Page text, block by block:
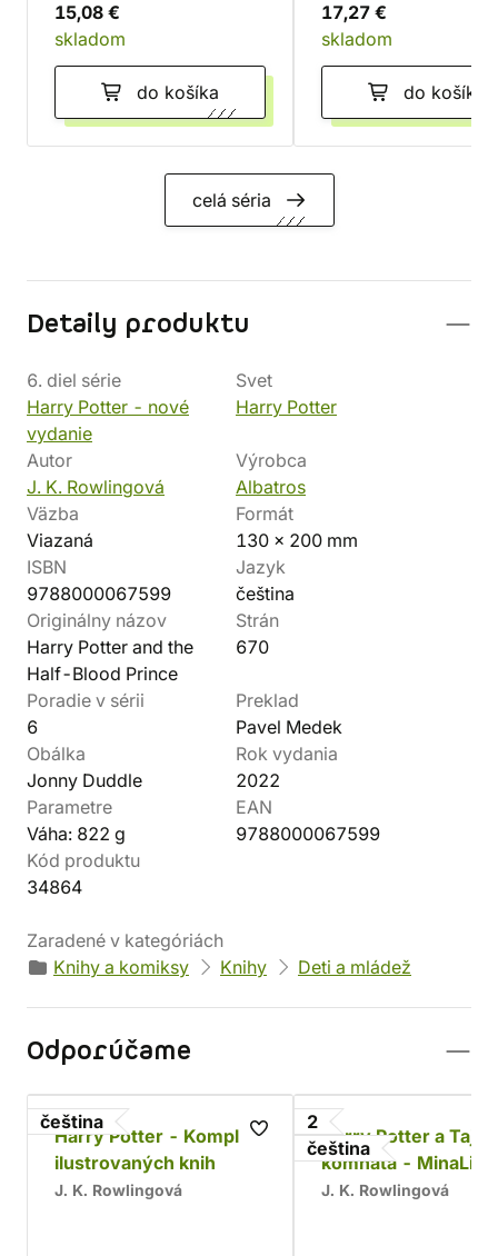
15,08 €
skladom
do košíka
17,27 €
skladom
do košíka
celá séria
Detaily produktu
6. diel série
Harry Potter - nové
vydanie
Svet
Harry Potter
Autor
J. K. Rowlingová
Výrobca
Albatros
Väzba
Viazaná
Formát
130 x 200 mm
ISBN
9788000067599
Jazyk
čeština
Originálny názov
Harry Potter and the
Half-Blood Prince
Strán
670
Poradie v sérii
6
Preklad
Pavel Medek
Obálka
Jonny Duddle
Rok vydania
2022
Parametre
Váha: 822 g
EAN
9788000067599
Kód produktu
34864
Zaradené v kategóriách
Knihy a komiksy
Knihy Deti a mládež
Odporúčame
čeština
Harry Potter - Komplet
ilustrovaných knih
J. K. Rowlingová
2
čeština
Harry Potter a
komnata -
J. K. Rowlingová